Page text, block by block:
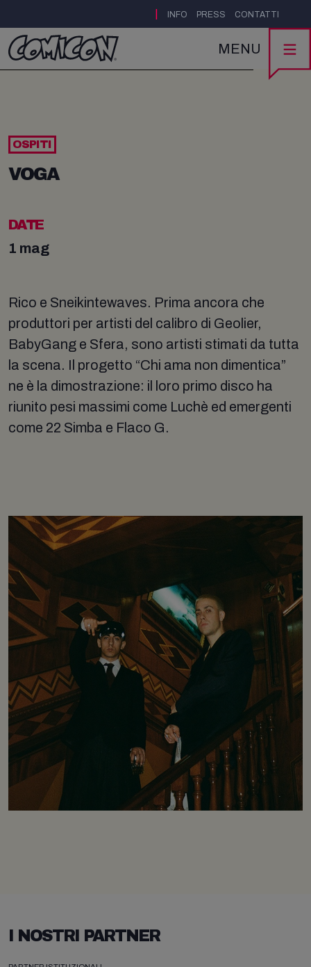
INFO PRESS CONTATTI
MENU
OSPITI
VOGA
DATE
1 mag
Rico e Sneikintewaves. Prima ancora che
produttori per artisti del calibro di Geolier,
BabyGang e Sfera, sono artisti stimati da tutta
la scena. Il progetto “Chi ama non dimentica”
ne è la dimostrazione: il loro primo disco ha
riunito pesi massimi come Luchè ed emergenti
come 22 Simba e Flaco G.
I NOSTRI PARTNER